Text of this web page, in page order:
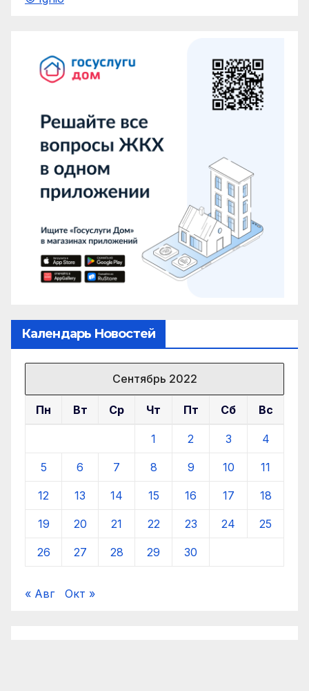
Календарь Новостей
Сентябрь 2022
Пн Вт Ср Чт Пт Сб Вс
1 2 3 4
5 6 7 8 9 10 11
12 13 14 15 16 17 18
19 20 21 22 23 24 25
26 27 28 29 30
« Авг Окт »